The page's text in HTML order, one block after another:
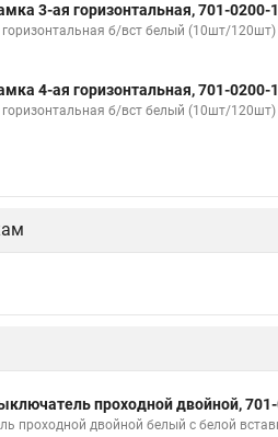
3-ая горизонтальная, 701-0200-
горизонтальная б/вст белый (10шт/120шт)
4-ая горизонтальная, 701-0200-
горизонтальная б/вст белый (10шт/120шт)